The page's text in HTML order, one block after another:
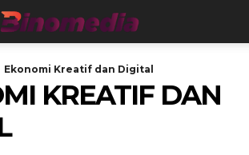
Ekonomi Kreatif dan Digital
KREATIF DAN